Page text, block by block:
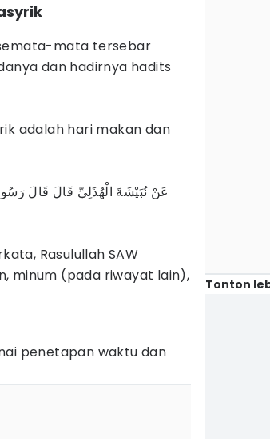
mata tersebar
dan hadirnya hadits
adalah hari makan dan
عَنْ نُبَيْشَةَ الْهُذَلِيِّ قَالَ قَالَ
Rasulullah SAW
minum (pada riwayat lain),
penetapan waktu dan
Tonton